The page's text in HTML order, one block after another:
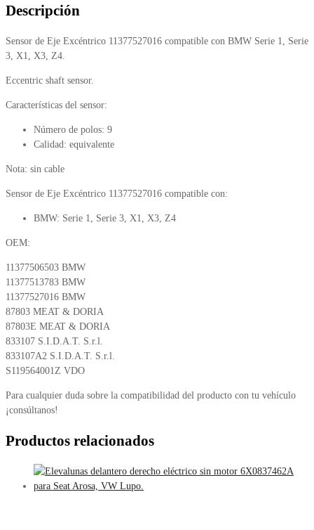
Descripción
Sensor de Eje Excéntrico 11377527016 compatible con BMW Serie 1, Serie
3, X1, X3, Z4.
Eccentric shaft sensor.
Características del sensor:
Número de polos: 9
Calidad: equivalente
Nota: sin cable
Sensor de Eje Excéntrico 11377527016 compatible con:
BMW: Serie 1, Serie 3, X1, X3, Z4
OEM:
11377506503 BMW
11377513783 BMW
11377527016 BMW
87803 MEAT & DORIA
87803E MEAT & DORIA
833107 S.I.D.A.T. S.r.l.
833107A2 S.I.D.A.T. S.r.l.
S119564001Z VDO
Para cualquier duda sobre la compatibilidad del producto con tu vehículo
¡consúltanos!
Productos relacionados